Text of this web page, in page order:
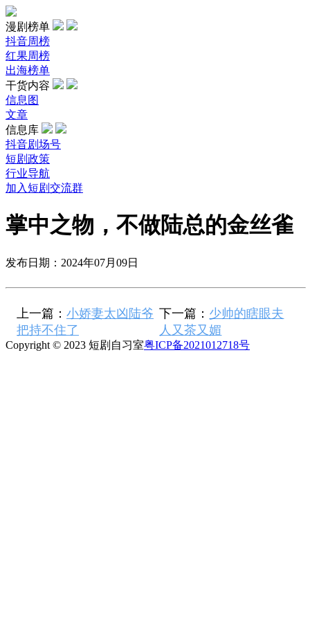
漫剧榜单
抖音周榜
红果周榜
出海榜单
干货内容
信息图
文章
信息库
抖音剧场号
短剧政策
行业导航
加入短剧交流群
掌中之物，不做陆总的金丝雀
发布日期：2024年07月09日
上一篇： 小娇妻太凶陆爷
把持不住了
下一篇： 少帅的瞎眼夫
人又茶又媚
Copyright © 2023 短剧自习室粤ICP备2021012718号